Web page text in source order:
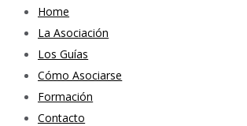
Home
La Asociación
Los Guías
Cómo Asociarse
Formación
Contacto